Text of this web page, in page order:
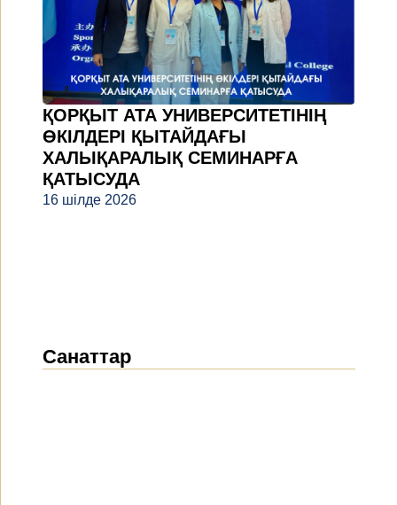
ҚОРҚЫТ АТА УНИВЕРСИТЕТІНІҢ
ӨКІЛДЕРІ ҚЫТАЙДАҒЫ
ХАЛЫҚАРАЛЫҚ СЕМИНАРҒА
ҚАТЫСУДА
16 шілде 2026
Санаттар